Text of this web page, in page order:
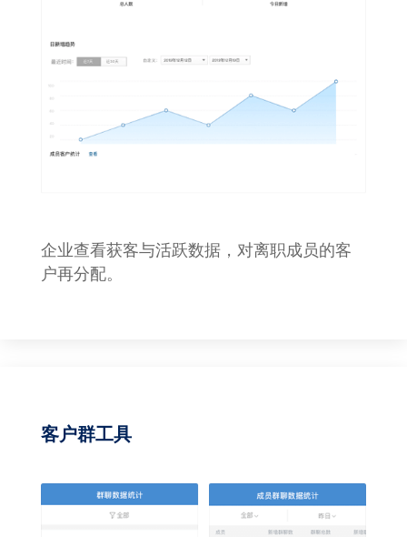
企业查看获客与活跃数据，对离职成员的客
户再分配。
客户群工具